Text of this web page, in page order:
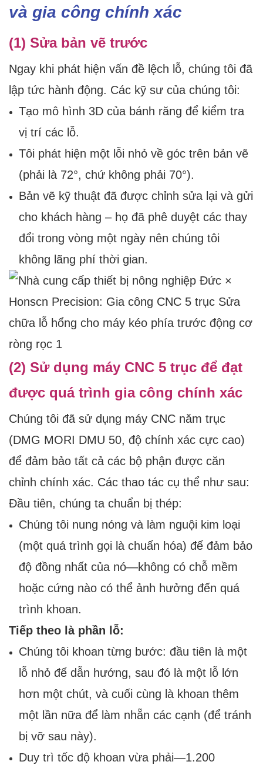
và gia công chính xác
(1) Sửa bản vẽ trước
Ngay khi phát hiện vấn đề lệch lỗ, chúng tôi đã
lập tức hành động. Các kỹ sư của chúng tôi:
Tạo mô hình 3D của bánh răng để kiểm tra
vị trí các lỗ.
Tôi phát hiện một lỗi nhỏ về góc trên bản vẽ
(phải là 72°, chứ không phải 70°).
Bản vẽ kỹ thuật đã được chỉnh sửa lại và gửi
cho khách hàng – họ đã phê duyệt các thay
đổi trong vòng một ngày nên chúng tôi
không lãng phí thời gian.
(2) Sử dụng máy CNC 5 trục để đạt
được quá trình gia công chính xác
Chúng tôi đã sử dụng máy CNC năm trục
(DMG MORI DMU 50, độ chính xác cực cao)
để đảm bảo tất cả các bộ phận được căn
chỉnh chính xác. Các thao tác cụ thể như sau:
Đầu tiên, chúng ta chuẩn bị thép:
Chúng tôi nung nóng và làm nguội kim loại
(một quá trình gọi là chuẩn hóa) để đảm bảo
độ đồng nhất của nó—không có chỗ mềm
hoặc cứng nào có thể ảnh hưởng đến quá
trình khoan.
Tiếp theo là phần lỗ:
Chúng tôi khoan từng bước: đầu tiên là một
lỗ nhỏ để dẫn hướng, sau đó là một lỗ lớn
hơn một chút, và cuối cùng là khoan thêm
một lần nữa để làm nhẵn các cạnh (để tránh
bị vỡ sau này).
Duy trì tốc độ khoan vừa phải—1.200